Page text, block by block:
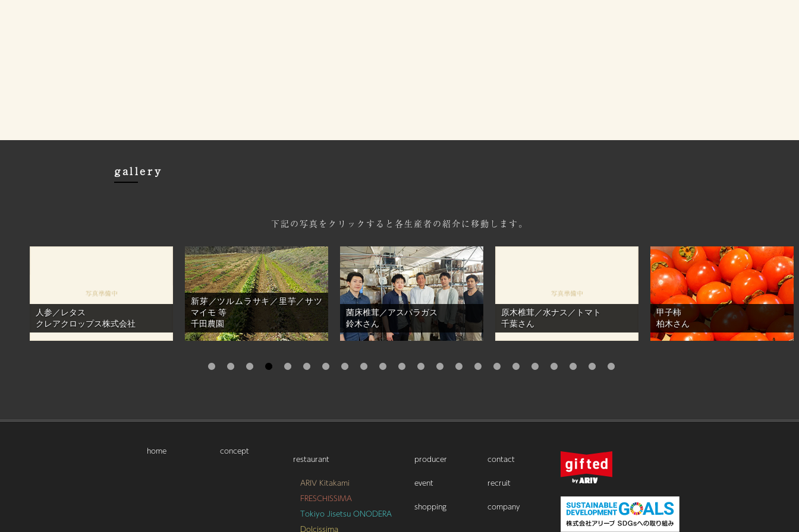
gallery
下記の写真をクリックすると各生産者の紹介に移動します。
人参／レタス
クレアクロップス株式会社
新芽／ツルムラサキ／里芋／サツ
マイモ 等
千田農園
菌床椎茸／アスパラガス
鈴木さん
原木椎茸／水ナス／トマト
千葉さん
甲子柿
柏木さん
1 2 3 4 5 6 7 8 9 10 11 12 13 14 15 16 17 18 19 20 21 22
home concept
restaurant
ARIV Kitakami
FRESCHISSIMA
Tokiyo Jisetsu ONODERA
Dolcissima
producer
event
shopping
contact
recruit
company